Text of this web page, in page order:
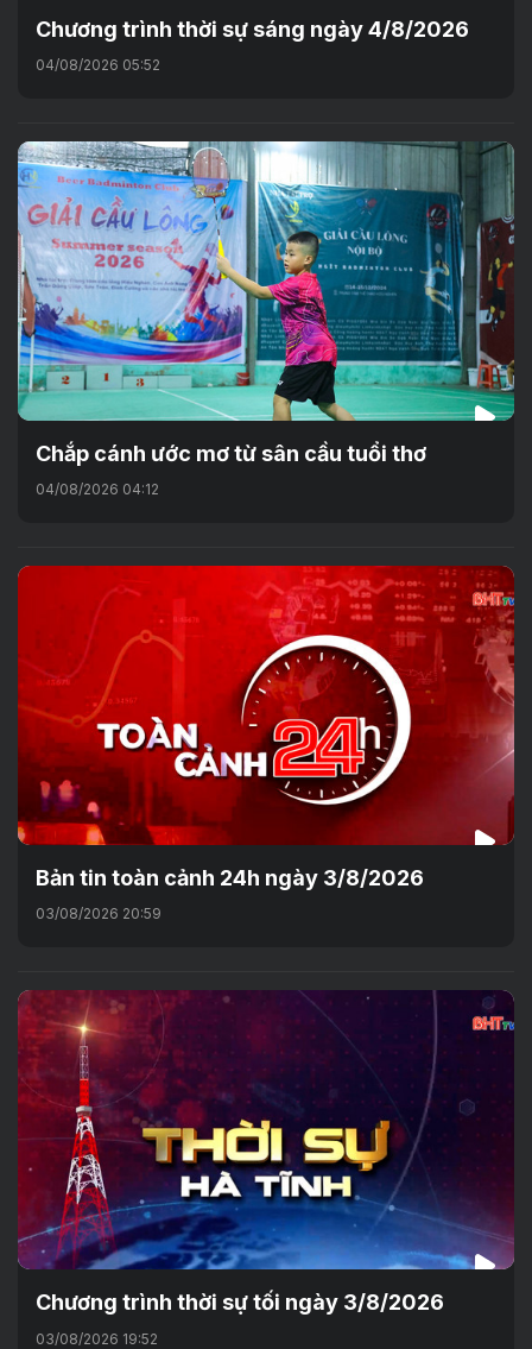
Chương trình thời sự sáng ngày 4/8/2026
04/08/2026 05:52
Chắp cánh ước mơ từ sân cầu tuổi thơ
04/08/2026 04:12
Bản tin toàn cảnh 24h ngày 3/8/2026
03/08/2026 20:59
Chương trình thời sự tối ngày 3/8/2026
03/08/2026 19:52